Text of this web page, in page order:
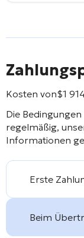
Kosten von$1
Die
regelmäßig,
Informationen
Erste
Beim